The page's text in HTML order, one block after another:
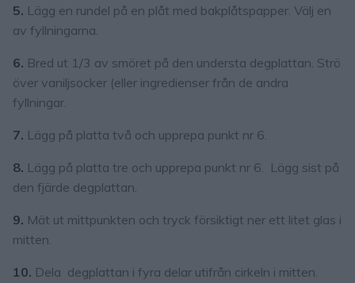
5. Lägg en rundel på en plåt med bakplåtspapper. Välj en
av fyllningarna.
6. Bred ut 1/3 av smöret på den understa degplattan. Strö
över vaniljsocker (eller ingredienser från de andra
fyllningar.
7. Lägg på platta två och upprepa punkt nr 6.
8. Lägg på platta tre och upprepa punkt nr 6. Lägg sist på
den fjärde degplattan.
9. Mät ut mittpunkten och tryck försiktigt ner ett litet glas i
mitten.
10. Dela degplattan i fyra delar utifrån cirkeln i mitten.